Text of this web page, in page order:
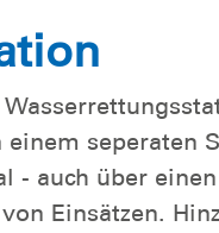
seperaten
- auch über einen
Einsätzen.